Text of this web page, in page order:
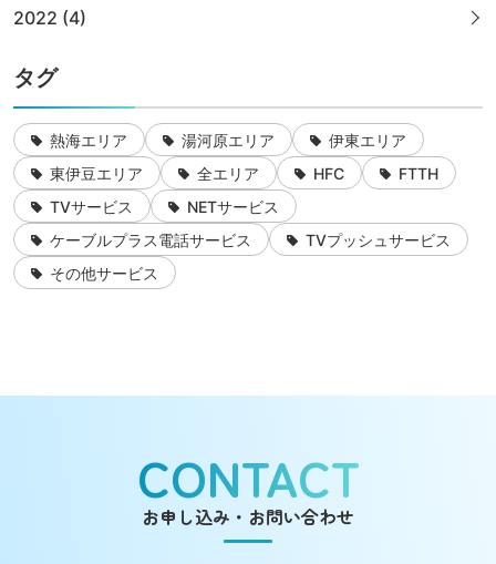
2022 (4)
タグ
熱海エリア 湯河原エリア
伊東エリア
東伊豆エリア
全エリア HFC
FTTH
TVサービス
NETサービス
ケーブルプラス電話サービス
TVプッシュサービス
その他サービス
CONTACT
お申し込み・お問い合わせ